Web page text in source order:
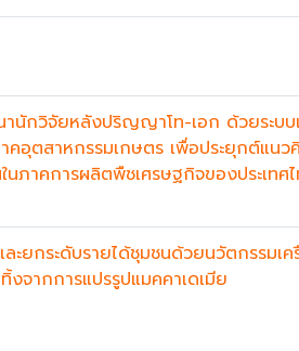
นักวิจัยหลังปริญญาโท-เอก ด้วยระบบ
คอุตสาหกรรมเกษตร เพื่อประยุกต์แนว
ภาคการผลิตพืชเศรษฐกิจของประเทศ
ะยกระดับรายได้ชุมชนด้วยนวัตกรรมเ
งจากการแปรรูปแมคคาเดเมีย